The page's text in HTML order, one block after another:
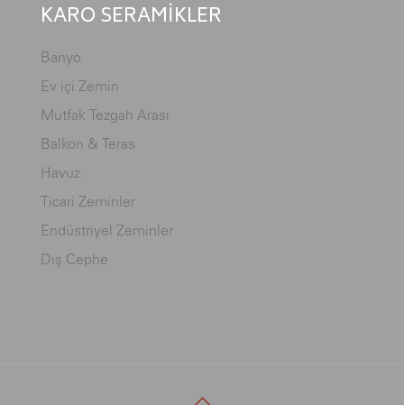
KARO SERAMİKLER
Banyo
Ev içi Zemin
Mutfak Tezgah Arası
Balkon & Teras
Havuz
Ticari Zeminler
Endüstriyel Zeminler
Dış Cephe